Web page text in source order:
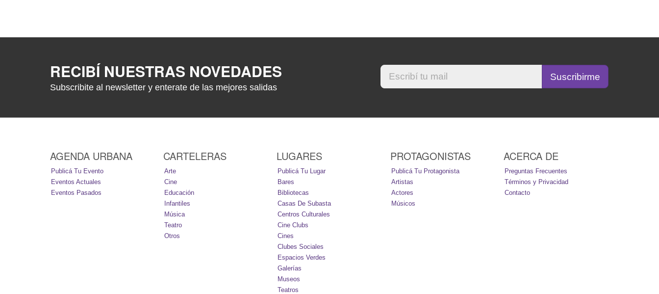
RECIBÍ NUESTRAS NOVEDADES
Subscribite al newsletter y enterate de las mejores salidas
AGENDA URBANA
Publicá Tu Evento
Eventos Actuales
Eventos Pasados
CARTELERAS
Arte
Cine
Educación
Infantiles
Música
Teatro
Otros
LUGARES
Publicá Tu Lugar
Bares
Bibliotecas
Casas De Subasta
Centros Culturales
Cine Clubs
Cines
Clubes Sociales
Espacios Verdes
Galerías
Museos
Teatros
PROTAGONISTAS
Publicá Tu Protagonista
Artistas
Actores
Músicos
ACERCA DE
Preguntas Frecuentes
Términos y Privacidad
Contacto